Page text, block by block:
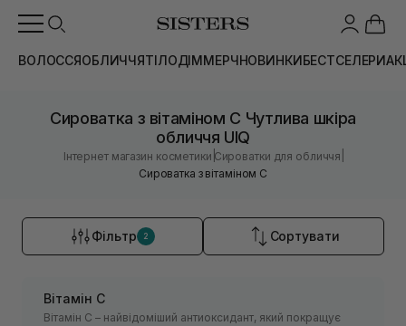
ВОЛОССЯОБЛИЧЧЯТІЛОДІММЕРЧНОВИНКИБЕСТСЕЛЕРИ
Сироватка з вітаміном С Чутлива шкіра
обличчя UIQ
Інтернет магазин косметики |Сироватки для обличчя
Сироватка з вітаміном С
Фільтр 2 Сортувати
Вітамін С
Вітамін С – найвідоміший антиоксидант, який покращує